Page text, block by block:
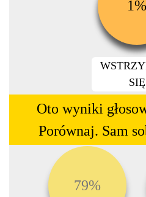
1%
SIĘ
Oto wyniki
Porównaj. Sam
79%